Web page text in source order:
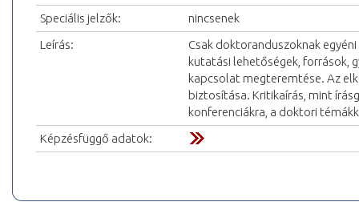
Speciális jelzők:
nincsenek
Leírás:
Csak doktoranduszoknak
kutatási lehetőségek, források,
kapcsolat megteremtése. Az
biztosítása. Kritikaírás, mint
konferenciákra, a doktori
Képzésfüggő adatok: